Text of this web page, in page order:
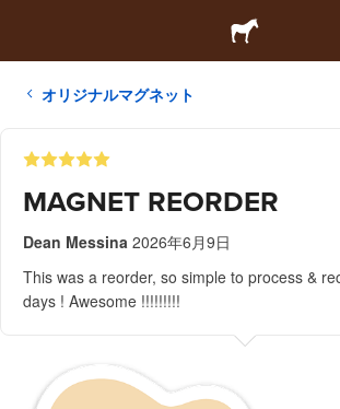
オリジナルマグネット
MAGNET REORDER
Dean Messina 2026年6月9日
This was a reorder, so simple to process &
days ! Awesome !!!!!!!!!